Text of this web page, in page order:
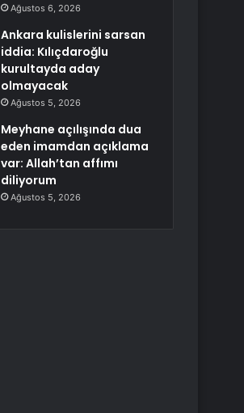
Ağustos 6, 2026
Ankara kulislerini sarsan
iddia: Kılıçdaroğlu
kurultayda aday
olmayacak
Ağustos 5, 2026
Meyhane açılışında dua
eden imamdan açıklama
var: Allah’tan affımı
diliyorum
Ağustos 5, 2026